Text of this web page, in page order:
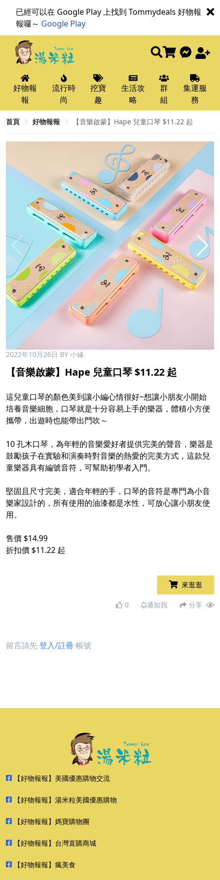
已經可以在 Google Play 上找到 Tommydeals 好物報
報囉～ Google Play
好物報
報
流行時
尚
挖寶
趣
生活攻
略
群
組
集運服
務
首頁 好物報報 【音樂啟蒙】Hape 兒童口琴 $11.22 起​
2022年10月26日 BY 小緣
【音樂啟蒙】Hape 兒童口琴 $11.22 起​
這兒童口琴的顏色美到讓小編心情很好~想讓小朋友小開始
培養音樂細胞，口琴就是十分容易上手的樂器，體積小方便
攜帶，出遊時也能帶出門吹～​
10 孔木口琴，為年輕的音樂愛好者提供完美的聲音，樂器是
鼓勵孩子在實驗和演奏時對音樂的熱愛的完美方式，這款兒
童樂器具有編號音符，可幫助初學者入門。​
堅固且尺寸完美，適合年輕的手，口琴的音符是專門為小音
樂家設計的，所有使用的油漆都是水性，可放心讓小朋友使
用。​
售價 $14.99
折扣價 $11.22 起​
來逛逛
0 通知我 分享
留言請先登入/註冊帳號
【好物報報】美國優惠購物交流
【好物報報】湯米粒美國優惠購物
【好物報報】媽寶購物團
【好物報報】台灣直購商城
【好物報報】瘋美食